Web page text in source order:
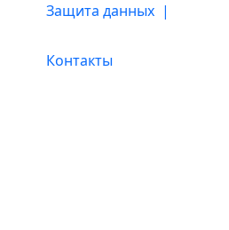
Защита данных |
Контакты